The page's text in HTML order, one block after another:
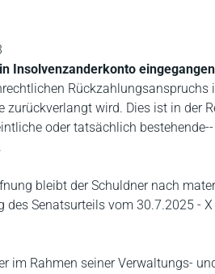
Insolvenzanderkonto
zurückverlangt wird. Dies ist in der
oder tatsächlich
bleibt der Schuldner nach
des Senatsurteils vom 30.7.2025 -
im Rahmen seiner Verwaltungs-